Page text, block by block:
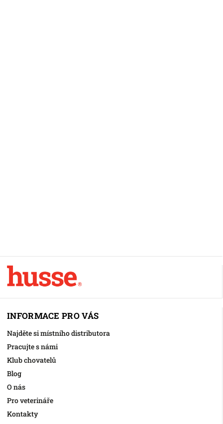
INFORMACE PRO VÁS
Najděte si místního distributora
Pracujte s námi
Klub chovatelů
Blog
O nás
Pro veterináře
Kontakty